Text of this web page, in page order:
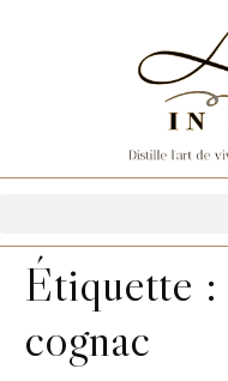
Étiquette :
cognac